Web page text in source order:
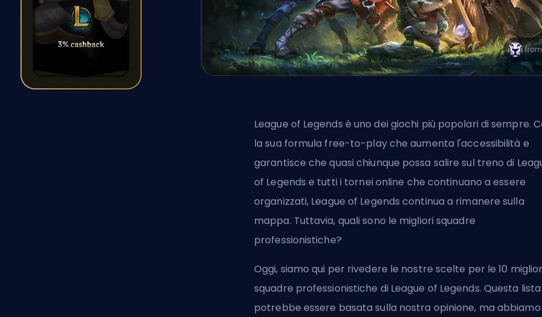
League of Legends è uno dei giochi più popolari di sempre.
la sua formula free-to-play che aumenta l'accessibilità e
garantisce che quasi chiunque possa salire sul treno di
of Legends e tutti i tornei online che continuano a essere
organizzati, League of Legends continua a rimanere sulla
mappa. Tuttavia, quali sono le migliori squadre
professionistiche?
Oggi, siamo qui per rivedere le nostre scelte per le 10
squadre professionistiche di League of Legends. Questa lista
potrebbe essere basata sulla nostra opinione, ma abbiamo